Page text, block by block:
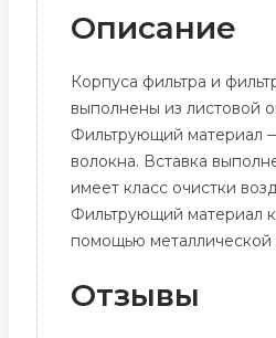
Описание
Корпуса фильтра и
выполнены из листовой
Фильтрующий материал
волокна. Вставка
имеет класс очистки
Фильтрующий материал
помощью металлической
Отзывы